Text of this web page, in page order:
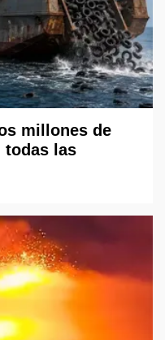
millones de
todas las